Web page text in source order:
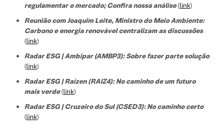
regulamentar o mercado; Confira nossa análise(link)
Reunião com Joaquim Leite, Ministro do Meio Ambiente:
Carbono e energia renovável centralizam as discussões
(link)
Radar ESG | Ambipar (AMBP3): Sobre fazer parte solução
(link)
Radar ESG | Raízen (RAIZ4): No caminho de um futuro
mais verde(link)
Radar ESG | Cruzeiro do Sul (CSED3): No caminho certo
(link)